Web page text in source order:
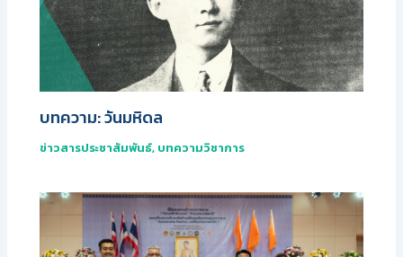
บทความ: วันมหิดล
ข่าวสารประชาสัมพันธ์, บทความวิชาการ